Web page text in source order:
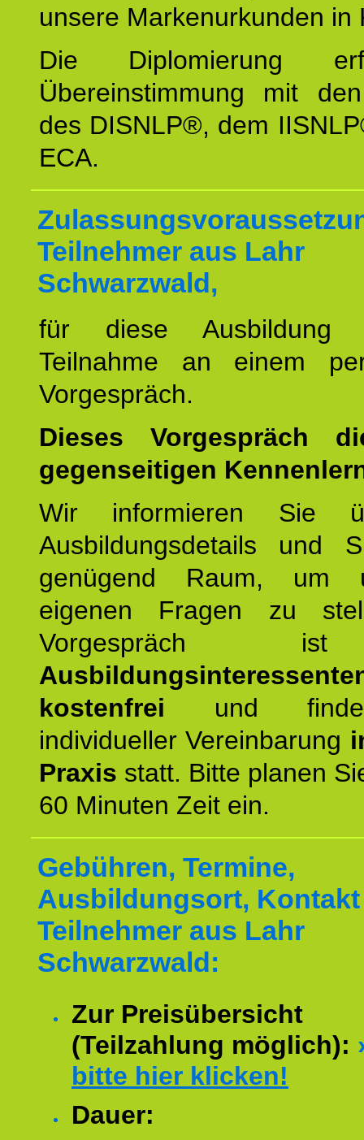
unsere Markenurkunden in
Die Diplomierung
Übereinstimmung mit
des DISNLP®, dem
ECA.
Teilnehmer aus Lahr
Schwarzwald,
für diese
Teilnahme an einem
Vorgespräch.
Dieses Vorgespräch
gegenseitigen
Wir informieren Sie
Ausbildungsdetails und
genügend Raum, um
eigenen Fragen zu
kostenfrei und
individueller Vereinbarung
Praxis statt. Bitte planen
60 Minuten Zeit ein.
Gebühren, Termine,
Ausbildungsort,
Teilnehmer aus Lahr
Schwarzwald:
Zur Preisübersicht
(Teilzahlung möglich):
bitte hier klicken!
Dauer: